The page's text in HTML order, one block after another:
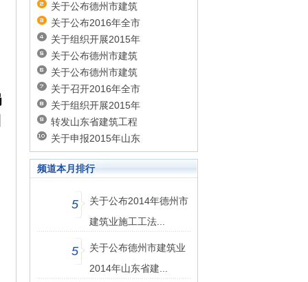
关于公布德州市建筑
关于公布2016年全市
关于组织开展2015年
关于公布德州市建筑
关于公布德州市建筑
关于召开2016年全市
关于组织开展2015年
转发山东省建筑工程
关于申报2015年山东
频道本月排行
5
关于公布2014年德州市
建筑业施工工法...
5
关于公布德州市建筑业
2014年山东省建...